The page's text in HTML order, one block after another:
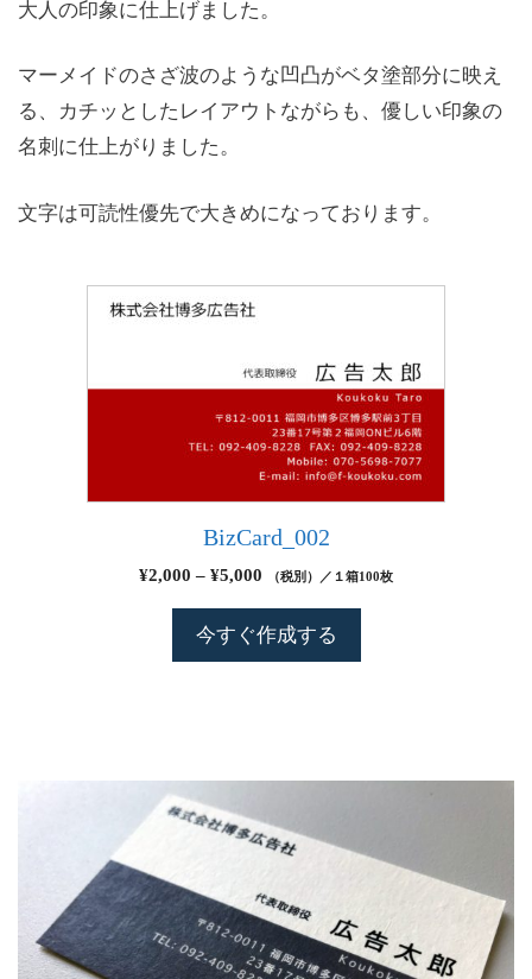
BizCard_002
¥2,000 – ¥5,000 （税別）／１箱100枚
今すぐ作成する
大人の印象に仕上げました。
マーメイドのさざ波のような凹凸がベタ塗部分に映え
る、カチッとしたレイアウトながらも、優しい印象の
名刺に仕上がりました。
文字は可読性優先で大きめになっております。